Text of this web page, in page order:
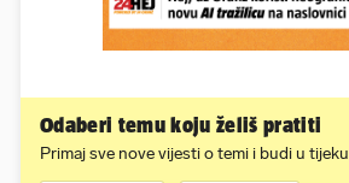
Odaberi temu koju želiš pratiti
Primaj sve nove vijesti o temi i budi u tijeku